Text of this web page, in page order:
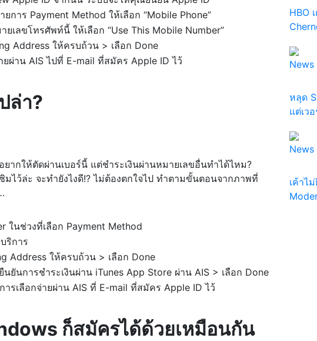
การ Payment Method ให้เลือก “Mobile Phone”
เลขโทรศัพท์นี้ ให้เลือก “Use This Mobile Number”
Address ให้ครบถ้วน > เลือก Done
ยผ่าน AIS ไปที่ E-mail ที่สมัคร Apple ID ไว้
ล่า?
ยากให้ตัดผ่านเบอร์นี้ แต่ชำระเงินผ่านหมายเลขอื่นทำได้ไหม?
ไว้ล่ะ จะทำยังไงดี!? ไม่ต้องตกใจไป ทำตามขั้นตอนจากภาพที่
ในช่วงที่เลือก Payment Method
ริการ
Address ให้ครบถ้วน > เลือก Done
ยันการชำระเงินผ่าน iTunes App Store ผ่าน AIS > เลือก Done
รเลือกจ่ายผ่าน AIS ที่ E-mail ที่สมัคร Apple ID ไว้
ก็สมัครได้ด้วยเหมือนกัน
HBO
News
หลุด
แต่เว
News
เค้าไ